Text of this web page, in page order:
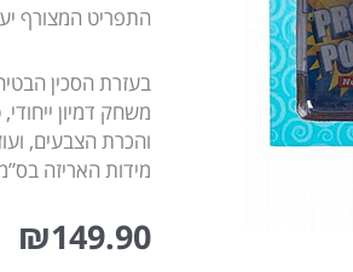
התפריט המצורף
בעזרת הסכין
משחק דמיון
והכרת הצבעים,
מידות האריזה בס”מ:
₪149.90